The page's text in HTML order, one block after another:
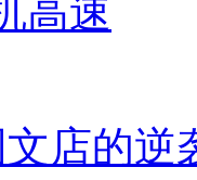
店的逆